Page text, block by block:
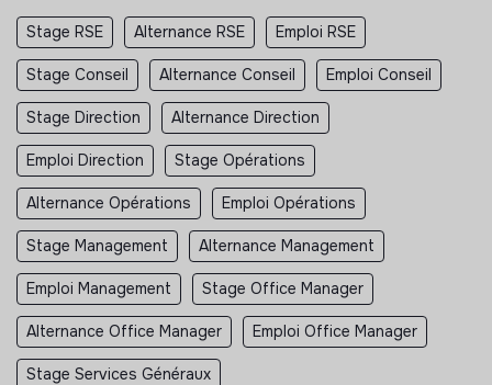
Stage RSE Alternance RSE Emploi RSE
Stage Conseil Alternance Conseil Emploi Conseil
Stage Direction Alternance Direction
Emploi Direction Stage Opérations
Alternance Opérations Emploi Opérations
Stage Management Alternance Management
Emploi Management Stage Office Manager
Alternance Office Manager Emploi Office Manager
Stage Services Généraux